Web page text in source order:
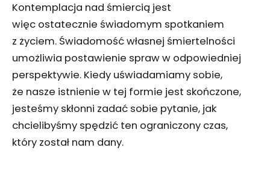
Kontemplacja nad śmiercią jest
więc ostatecznie świadomym spotkaniem
z życiem. Świadomość własnej śmiertelności
umożliwia postawienie spraw w odpowiedniej
perspektywie. Kiedy uświadamiamy sobie,
że nasze istnienie w tej formie jest skończone,
jesteśmy skłonni zadać sobie pytanie, jak
chcielibyśmy spędzić ten ograniczony czas,
który został nam dany.